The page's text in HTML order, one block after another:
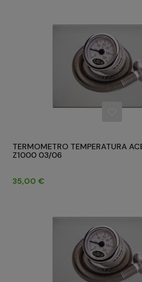
TERMOMETRO TEMPERATURA
Z1000 03/06
Precio
35,00 €